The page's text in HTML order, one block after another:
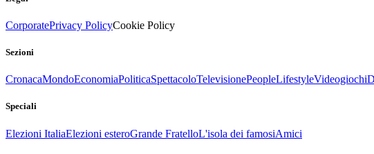
CorporatePrivacy PolicyCookie Policy
Sezioni
CronacaMondoEconomiaPoliticaSpettacoloTelevisionePeopleLifestyleVideogiochi
Speciali
Elezioni ItaliaElezioni esteroGrande FratelloL'isola dei famosiAmici